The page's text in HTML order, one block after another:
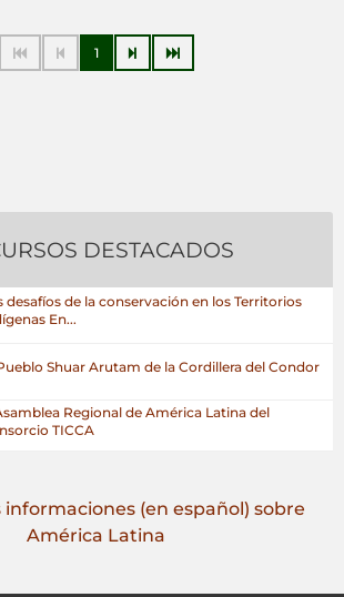
1
DESTACADOS
desafíos de la conservación en los Territorios
En...
Shuar Arutam de la Cordillera del Condor
Regional de América Latina del
TICCA
informaciones (en español) sobre
América Latina